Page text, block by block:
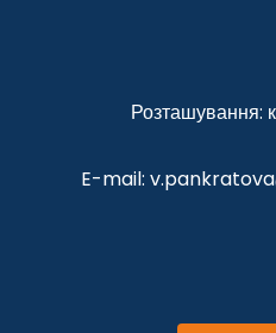
Розташування:
E-mail: